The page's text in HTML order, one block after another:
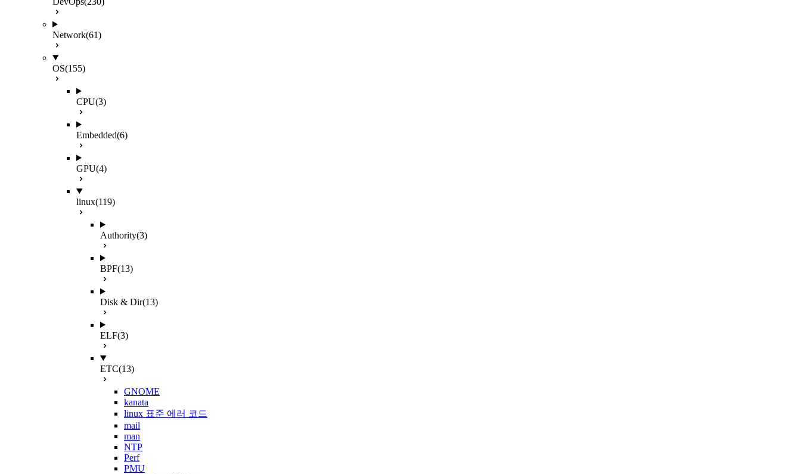
Network(61)
OS(155)
CPU(3)
Embedded(6)
GPU(4)
linux(119)
Authority(3)
BPF(13)
Disk & Dir(13)
ELF(3)
ETC(13)
GNOME
kanata
linux 표준 에러 코드
mail
man
NTP
Perf
PMU